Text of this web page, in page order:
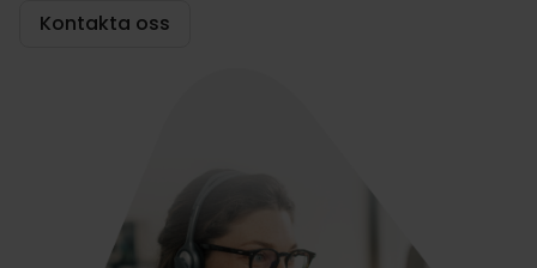
Kontakta oss